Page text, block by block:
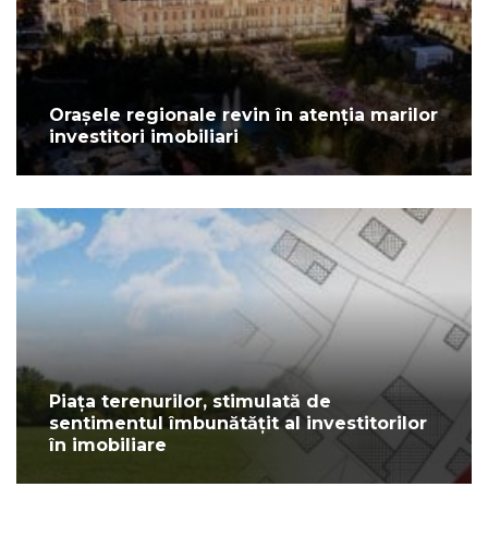
Orașele regionale revin în atenția marilor
investitori imobiliari
Piața terenurilor, stimulată de
sentimentul îmbunătățit al investitorilor
în imobiliare